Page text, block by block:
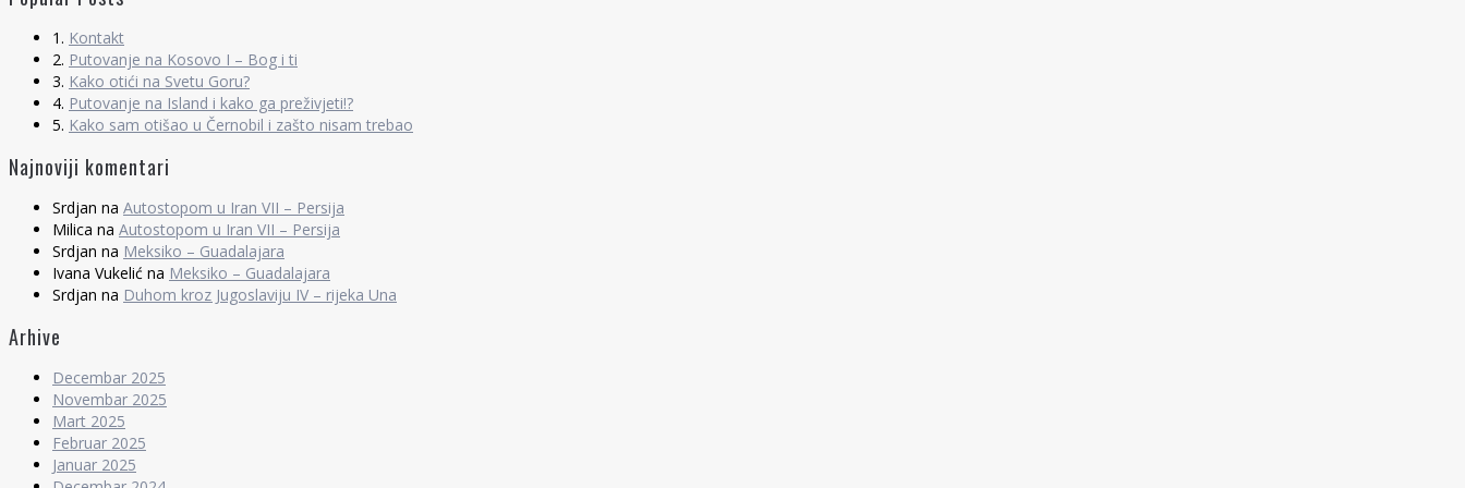
1. Kontakt
2. Putovanje na Kosovo I – Bog i ti
3. Kako otići na Svetu Goru?
4. Putovanje na Island i kako ga preživjeti!?
5. Kako sam otišao u Černobil i zašto nisam trebao
Najnoviji komentari
Srdjan na Autostopom u Iran VII – Persija
Milica na Autostopom u Iran VII – Persija
Srdjan na Meksiko – Guadalajara
Ivana Vukelić na Meksiko – Guadalajara
Srdjan na Duhom kroz Jugoslaviju IV – rijeka Una
Arhive
Decembar 2025
Novembar 2025
Mart 2025
Februar 2025
Januar 2025